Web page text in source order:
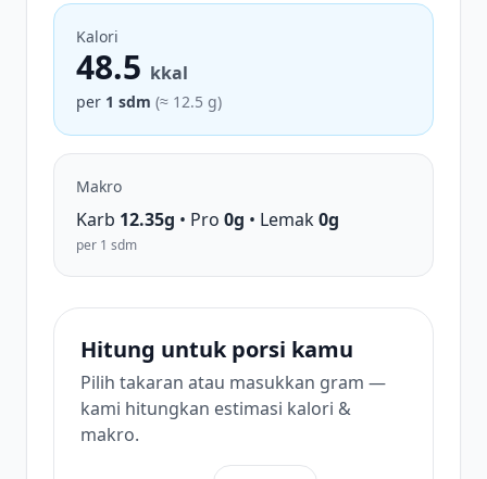
Kalori
48.5 kkal
per 1 sdm (≈ 12.5 g)
Makro
Karb 12.35g • Pro 0g • Lemak0g
per 1 sdm
Hitung untuk porsi kamu
Pilih takaran atau masukkan gram —
kami hitungkan estimasi kalori &
makro.